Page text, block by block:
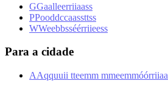
GGaalleerriiaass
PPooddccaassttss
WWeebbsséérriieess
Para a cidade
AAqquuii tteemm mmeemmóórriiaa